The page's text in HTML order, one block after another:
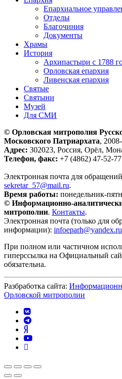
Епархиальное
Отделы
Благочиния
Документы
Храмы
История
Архипастыри с 1788
Орловская епархия
Ливенская епархия
Святые
Святыни
Музей
Для СМИ
© Орловская митрополия
Московского Патриархата,
Адрес: 302023, Россия, Орёл,
Телефон, факс: +7 (4862) 47-52-
Электронная почта для
sekretar_57@mail.ru.
Время работы: понедельник-
© Информационно-
митрополии. Контакты.
Электронная почта (только для
информации): infoeparh@yandex.ru
При полном или частичном
гиперссылка на Официальный
обязательна.
Разбработка сайта:
Орловской митрополии